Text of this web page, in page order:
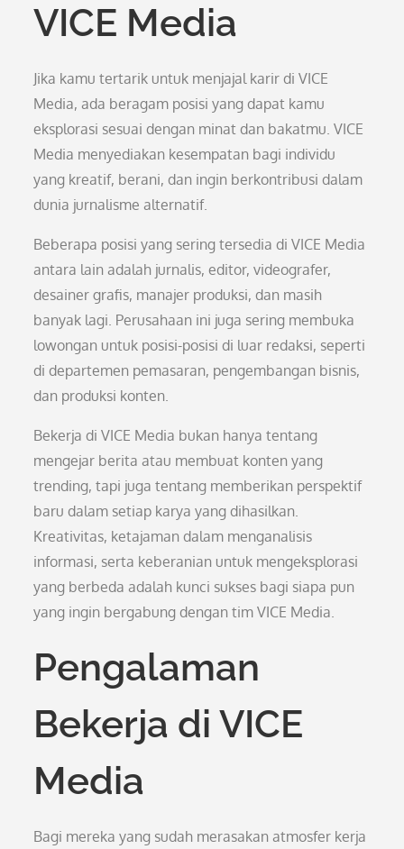
VICE Media
Jika kamu tertarik untuk menjajal karir di VICE
Media, ada beragam posisi yang dapat kamu
eksplorasi sesuai dengan minat dan bakatmu. VICE
Media menyediakan kesempatan bagi individu
yang kreatif, berani, dan ingin berkontribusi dalam
dunia jurnalisme alternatif.
Beberapa posisi yang sering tersedia di VICE Media
antara lain adalah jurnalis, editor, videografer,
desainer grafis, manajer produksi, dan masih
banyak lagi. Perusahaan ini juga sering membuka
lowongan untuk posisi-posisi di luar redaksi, seperti
di departemen pemasaran, pengembangan bisnis,
dan produksi konten.
Bekerja di VICE Media bukan hanya tentang
mengejar berita atau membuat konten yang
trending, tapi juga tentang memberikan perspektif
baru dalam setiap karya yang dihasilkan.
Kreativitas, ketajaman dalam menganalisis
informasi, serta keberanian untuk mengeksplorasi
yang berbeda adalah kunci sukses bagi siapa pun
yang ingin bergabung dengan tim VICE Media.
Pengalaman
Bekerja di VICE
Media
Bagi mereka yang sudah merasakan atmosfer kerja